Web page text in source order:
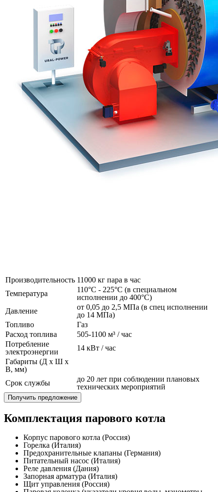
Производительность 11000 кг пара в час
Температура
110°C - 225°C (в специальном
исполнении до 400°C)
Давление
от 0,05 до 2,5 МПа (в спец исполнении
до 14 МПа)
Топливо
Газ
Расход топлива
505-1100 м³ / час
Потребление
электроэнергии
14 кВт / час
Габариты (Д x Ш x
В, мм)
Срок службы
до 20 лет при соблюдении плановых
технических мероприятий
Получить предложение
Комплектация парового котла
Корпус парового котла (Россия)
Горелка (Италия)
Предохранительные клапаны (Германия)
Питательный насос (Италия)
Реле давления (Дания)
Запорная арматура (Италия)
Щит управления (Россия)